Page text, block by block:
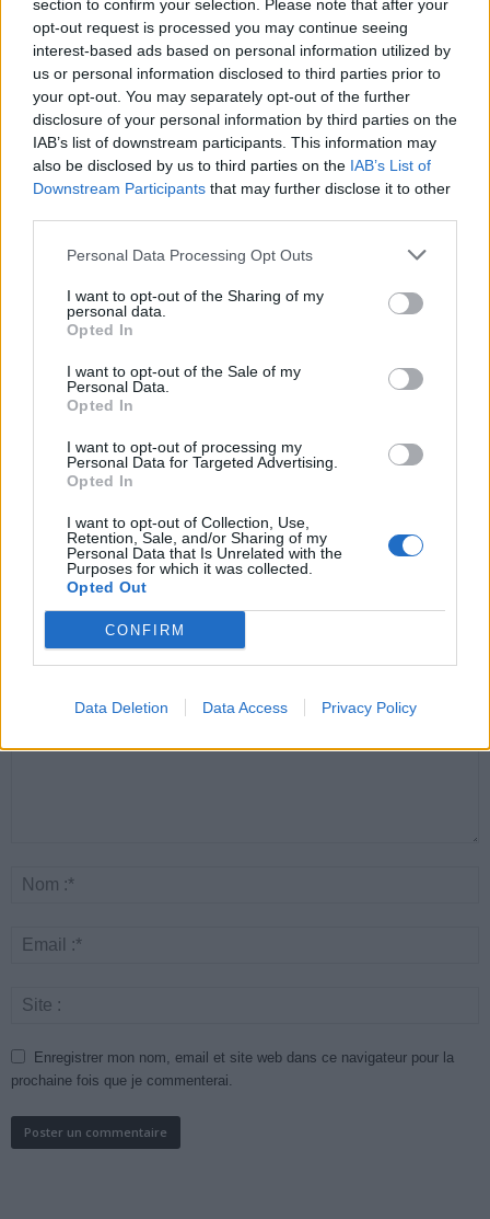
section to confirm your selection. Please note that after your
opt-out request is processed you may continue seeing
interest-based ads based on personal information utilized by
us or personal information disclosed to third parties prior to
your opt-out. You may separately opt-out of the further
disclosure of your personal information by third parties on the
IAB’s list of downstream participants. This information may
also be disclosed by us to third parties on the IAB’s List of
Downstream Participants that may further disclose it to other
Personal Data Processing Opt Outs
I want to opt-out of the Sharing of my
personal data.
Opted In
I want to opt-out of the Sale of my
Personal Data.
Opted In
I want to opt-out of processing my
Personal Data for Targeted Advertising.
Opted In
I want to opt-out of Collection, Use,
Retention, Sale, and/or Sharing of my
Personal Data that Is Unrelated with the
Purposes for which it was collected.
Opted Out
CONFIRM
Data Deletion Data Access Privacy Policy
Article précédent
23 000 Français en danger
de mort : le don d’organes
en crise
Article suivant
Déshydratation invisible :
4 signes subtils à ne pas
ignorer cet été
cardiologues pour
éviter le danger
lunettes de sécurité
LAISSER UN COMMENTAIRE
Enregistrer mon nom, email et site web dans ce navigateur pour la
prochaine fois que je commenterai.